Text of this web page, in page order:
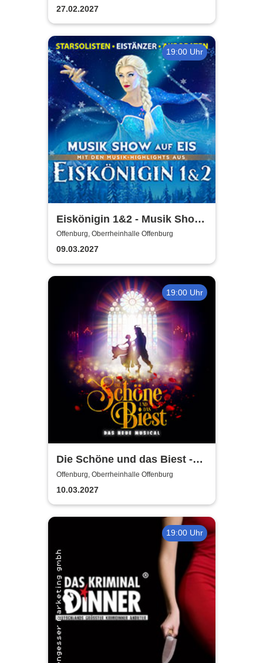
27.02.2027
19:00 Uhr
Eiskönigin 1&2 - Musik Show
auf Eis
Offenburg, Oberrheinhalle Offenburg
09.03.2027
19:00 Uhr
Die Schöne und das Biest -
Das neue Musical
Offenburg, Oberrheinhalle Offenburg
10.03.2027
19:00 Uhr